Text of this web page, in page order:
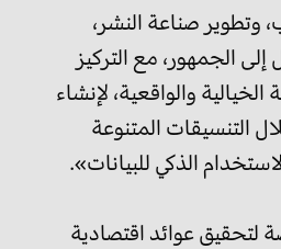
وتطوير صناعة النشر،
الجمهور، مع التركيز
الخيالية والواقعية، لإنشاء
التنسيقات المتنوعة
الذكي للبيانات».
عوائد اقتصادية